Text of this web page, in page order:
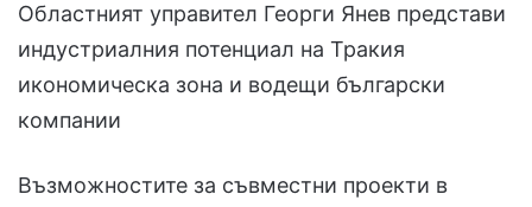
Областният управител Георги Янев представи
индустриалния потенциал на Тракия
икономическа зона и водещи български
компании
Възможностите за съвместни проекти в